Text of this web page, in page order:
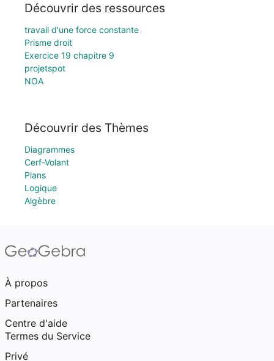
Découvrir des ressources
travail d'une force constante
Prisme droit
Exercice 19 chapitre 9
projetspot
NOA
Découvrir des Thèmes
Diagrammes
Cerf-Volant
Plans
Logique
Algèbre
À propos
Partenaires
Centre d'aide
Termes du Service
Privé